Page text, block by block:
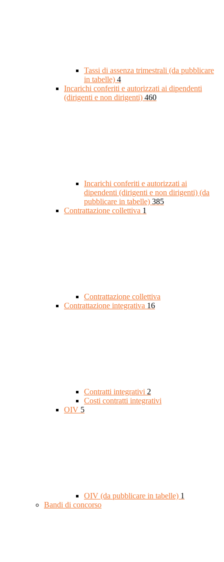
Tassi di assenza trimestrali (da pubblicare
in tabelle) 4
Incarichi conferiti e autorizzati ai dipendenti
(dirigenti e non dirigenti) 460
Incarichi conferiti e autorizzati ai
dipendenti (dirigenti e non dirigenti) (da
pubblicare in tabelle) 385
Contrattazione collettiva 1
Contrattazione collettiva
Contrattazione integrativa 16
Contratti integrativi 2
Costi contratti integrativi
OIV 5
OIV (da pubblicare in tabelle) 1
Bandi di concorso